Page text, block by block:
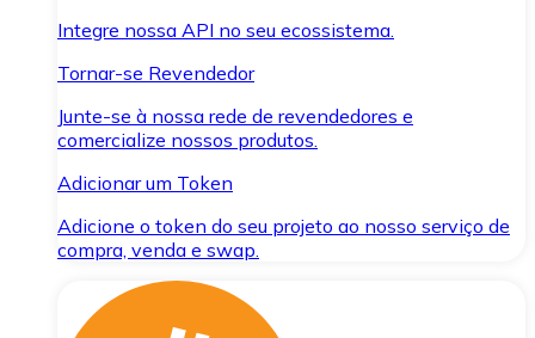
Integre nossa API no seu ecossistema.
Tornar-se Revendedor
Junte-se à nossa rede de revendedores e
comercialize nossos produtos.
Adicionar um Token
Adicione o token do seu projeto ao nosso serviço de
compra, venda e swap.